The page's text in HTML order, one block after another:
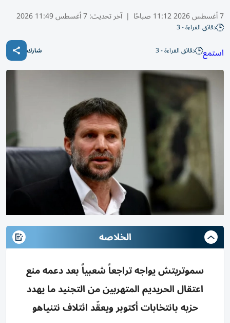
7 أغسطس 2026 11:12 صباحًا | آخر تحديث:7 أغسطس 11:49 2026
دقائق القراءة - 3
استمع دقائق القراءة - 3 شارك
الخلاصه
سموتريتش يواجه تراجعاً شعبياً بعد دعمه منع
اعتقال الحريديم المتهربين من التجنيد ما يهدد
حزبه بانتخابات أكتوبر ويعقّد ائتلاف نتنياهو